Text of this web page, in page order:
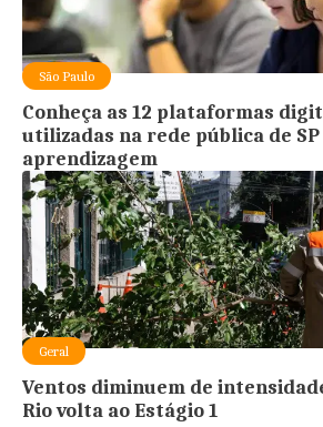
São Paulo
Conheça as 12 plataformas
utilizadas na rede pública de
aprendizagem
Geral
Ventos diminuem de
Rio volta ao Estágio 1